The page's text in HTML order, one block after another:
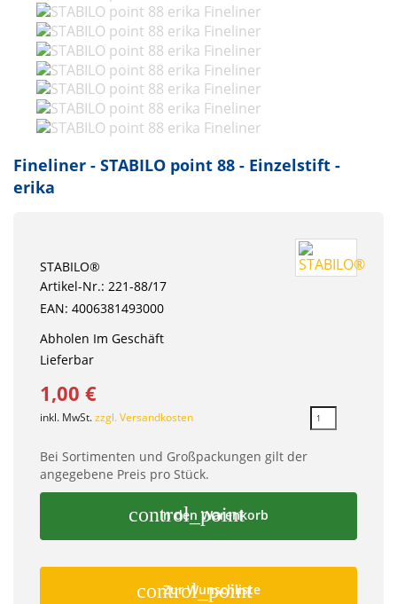
Fineliner - STABILO point 88 - Einzelstift -
erika
STABILO®
Artikel-Nr.: 221-88/17
EAN: 4006381493000
Abholen Im Geschäft
Lieferbar
1,00 €
inkl. MwSt.zzgl. Versandkosten
Bei Sortimenten und Großpackungen gilt der
angegebene Preis pro Stück.
control_point
In den Warenkorb
control_point
Zur Wunschliste